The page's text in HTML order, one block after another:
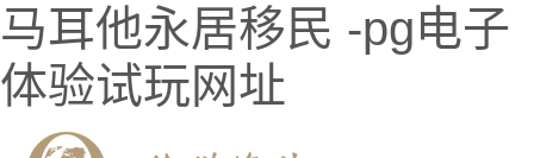
马耳他永居移民 -pg电子
体验试玩网址